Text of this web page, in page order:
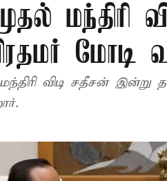
மந்திரி
மோடி
விடி சதீசன் இன்று